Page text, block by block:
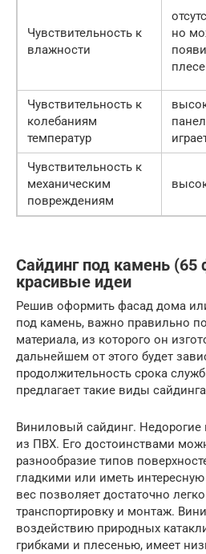
Чувствительность к
влажности
но
Чувствительность к
колебаниям
температур
Чувствительность к
механическим
повреждениям
Сайдинг под камень
красивые идеи
Решив оформить фасад дома
под камень, важно правильно
материала, из которого он
дальнейшем от этого будет
продолжительность срока
предлагает такие виды
Виниловый сайдинг. Недорогие
из ПВХ. Его достоинствами
разнообразие типов
гладкими или иметь
вес позволяет достаточно
транспортировку и монтаж.
воздействию природных
грибками и плесенью, имеет